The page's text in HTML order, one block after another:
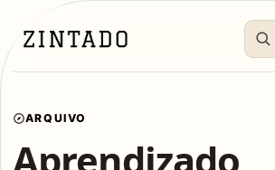
ARQUIVO
Aprendizado